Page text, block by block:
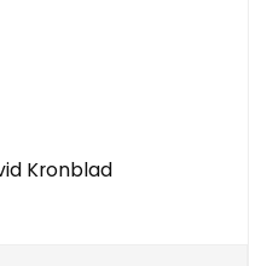
Kronblad